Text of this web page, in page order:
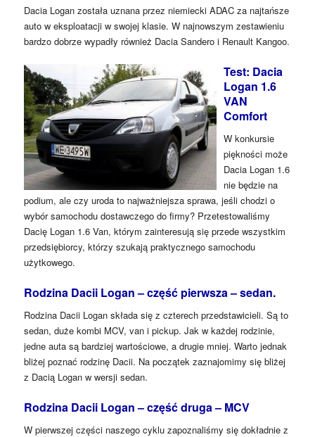
Dacia Logan została uznana przez niemiecki ADAC za najtańsze
auto w eksploatacji w swojej klasie. W najnowszym zestawieniu
bardzo dobrze wypadły również Dacia Sandero i Renault Kangoo.
Test: Dacia
Logan 1.6
VAN
Comfort
W konkursie
piękności może
Dacia Logan 1.6
nie będzie na
podium, ale czy uroda to najważniejsza sprawa, jeśli chodzi o
wybór samochodu dostawczego do firmy? Przetestowaliśmy
Dacię Logan 1.6 Van, którym zainteresują się przede wszystkim
przedsiębiorcy, którzy szukają praktycznego samochodu
użytkowego.
Rodzina Dacii Logan – część pierwsza – sedan.
Rodzina Dacii Logan składa się z czterech przedstawicieli. Są to
sedan, duże kombi MCV, van i pickup. Jak w każdej rodzinie,
jedne auta są bardziej wartościowe, a drugie mniej. Warto jednak
bliżej poznać rodzinę Dacii. Na początek zaznajomimy się bliżej
z Dacią Logan w wersji sedan.
Rodzina Dacii Logan – część druga – MCV
W pierwszej części naszego cyklu zapoznaliśmy się dokładnie z